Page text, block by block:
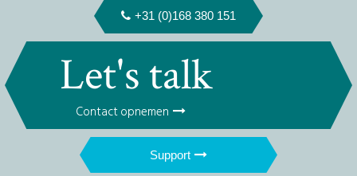
+31 (0)168 380 151
Let's talk
Contact opnemen
Support